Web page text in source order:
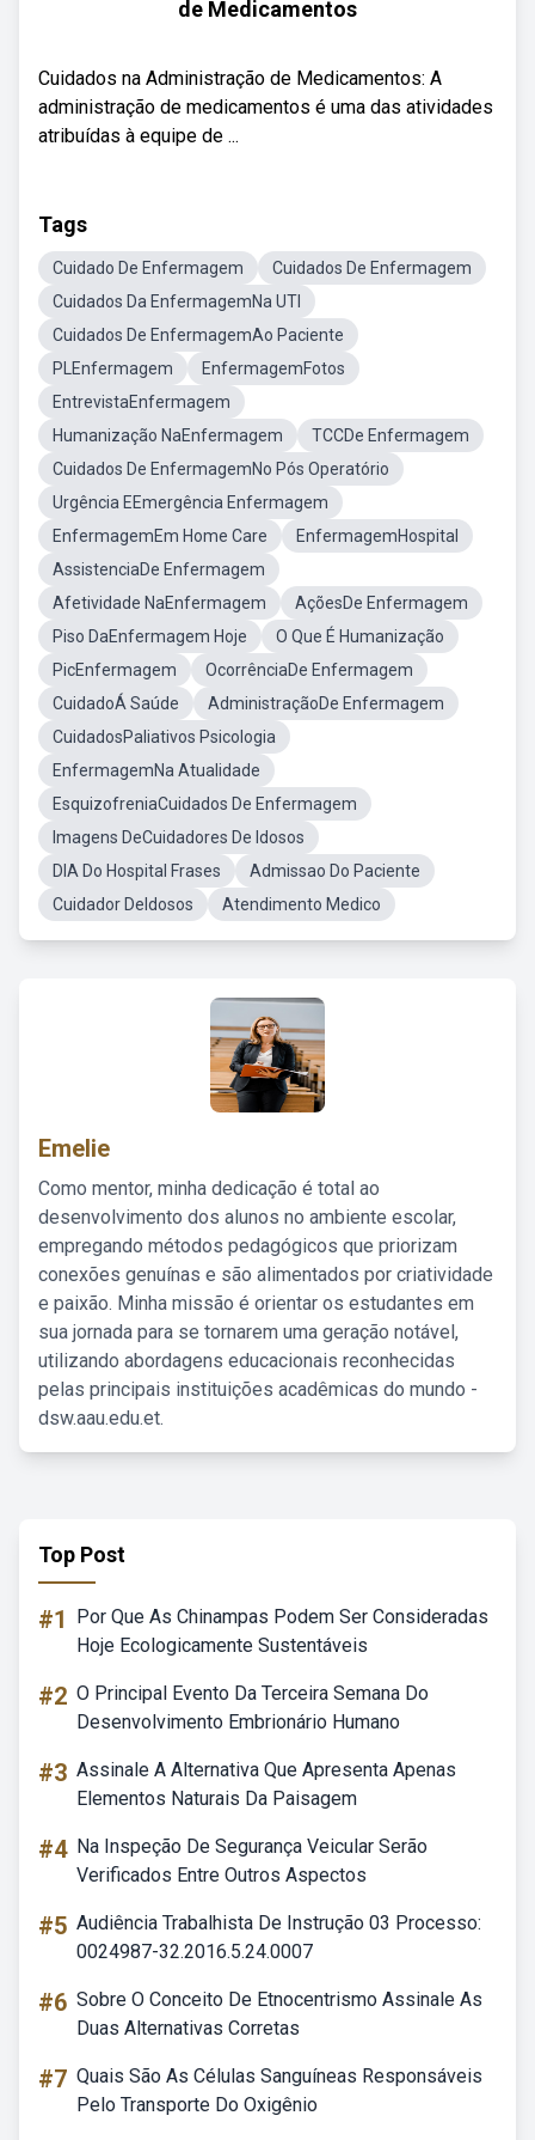
de Medicamentos
Cuidados na Administração de Medicamentos: A
administração de medicamentos é uma das atividades
atribuídas à equipe de ...
Tags
Cuidado De Enfermagem
Cuidados De Enfermagem
Cuidados Da EnfermagemNa UTI
Cuidados De EnfermagemAo Paciente
PLEnfermagem
EnfermagemFotos
EntrevistaEnfermagem
Humanização NaEnfermagem
TCCDe Enfermagem
Cuidados De EnfermagemNo Pós Operatório
Urgência EEmergência Enfermagem
EnfermagemEm Home Care
EnfermagemHospital
AssistenciaDe Enfermagem
Afetividade NaEnfermagem
AçõesDe Enfermagem
Piso DaEnfermagem Hoje
O Que É Humanização
PicEnfermagem
OcorrênciaDe Enfermagem
CuidadoÁ Saúde
AdministraçãoDe Enfermagem
CuidadosPaliativos Psicologia
EnfermagemNa Atualidade
EsquizofreniaCuidados De Enfermagem
Imagens DeCuidadores De Idosos
DIA Do Hospital Frases
Admissao Do Paciente
Cuidador DeIdosos
Atendimento Medico
Emelie
Como mentor, minha dedicação é total ao
desenvolvimento dos alunos no ambiente escolar,
empregando métodos pedagógicos que priorizam
conexões genuínas e são alimentados por criatividade
e paixão. Minha missão é orientar os estudantes em
sua jornada para se tornarem uma geração notável,
utilizando abordagens educacionais reconhecidas
pelas principais instituições acadêmicas do mundo -
dsw.aau.edu.et.
Top Post
#1
Por Que As Chinampas Podem Ser Consideradas
Hoje Ecologicamente Sustentáveis
#2 O Principal Evento Da Terceira Semana Do
Desenvolvimento Embrionário Humano
#3 Assinale A Alternativa Que Apresenta Apenas
Elementos Naturais Da Paisagem
#4 Na Inspeção De Segurança Veicular Serão
Verificados Entre Outros Aspectos
#5 Audiência Trabalhista De Instrução 03 Processo:
0024987-32.2016.5.24.0007
#6 Sobre O Conceito De Etnocentrismo Assinale As
Duas Alternativas Corretas
#7 Quais São As Células Sanguíneas Responsáveis
Pelo Transporte Do Oxigênio